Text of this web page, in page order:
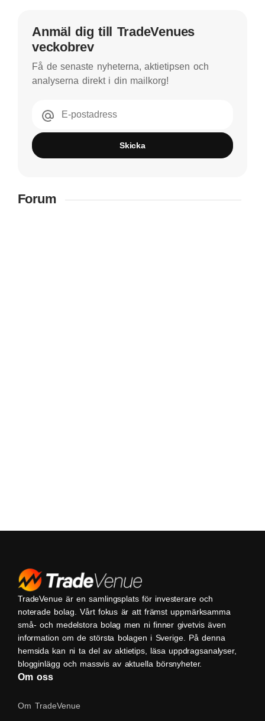
Anmäl dig till TradeVenues
veckobrev
Få de senaste nyheterna, aktietipsen och
analyserna direkt i din mailkorg!
E-postadress
Skicka
Forum
TradeVenue är en samlingsplats för investerare och
noterade bolag. Vårt fokus är att främst uppmärksamma
små- och medelstora bolag men ni finner givetvis även
information om de största bolagen i Sverige. På denna
hemsida kan ni ta del av aktietips, läsa uppdragsanalyser,
blogginlägg och massvis av aktuella börsnyheter.
Om oss
Om TradeVenue